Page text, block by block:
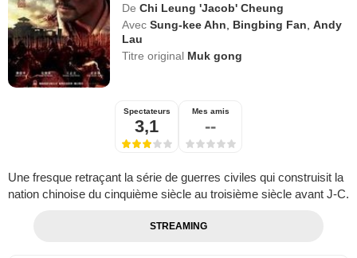
De Chi Leung 'Jacob' Cheung
Avec Sung-kee Ahn Bingbing Fan ,Andy
Lau
Titre original Muk gong
Spectateurs
3,1
Mes amis
--
Une fresque retraçant la série de guerres civiles qui construisit la
nation chinoise du cinquième siècle au troisième siècle avant J-C.
STREAMING